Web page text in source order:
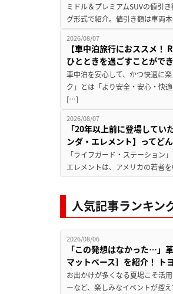
ミドル＆プレミアムSUVの値引
グ形式で紹介。値引き額は車両
2026/08/07
【車中泊旅行におススメ！
ひとときを過ごすことがで
車中泊を安心して、かつ快適に
ク」とは「より安全・安心・快
[…]
2026/08/07
「20年以上前に登場して
ンダ・エレメント】ってど
「ライフガード・ステーション
エレメントは、アメリカの若者
人気記事ランキン
2026/08/06
「この発想はなかった…」
マットベース］を紹介！ ト
お出かけが多くなる夏場こそ活
ーなど、楽しみなイベントが控